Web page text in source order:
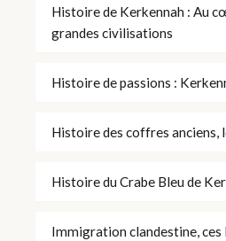
Histoire de Kerkennah : Au
grandes civilisations
Histoire de passions :
Histoire des coffres anciens,
Histoire du Crabe Bleu de
Immigration clandestine,